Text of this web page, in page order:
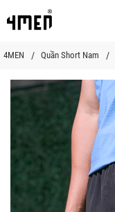
4MEN Quần Short Nam